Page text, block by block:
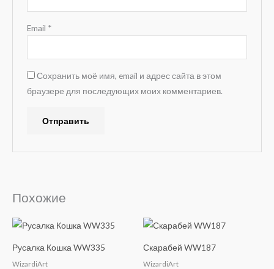
Email *
Сохранить моё имя, email и адрес сайта в этом
браузере для последующих моих комментариев.
n
t
Похожие
Русалка Кошка WW335
WizardiArt
Скарабей WW187
WizardiArt